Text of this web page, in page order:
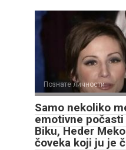
Познате личности
Samo nekoliko
emotivne
Biku, Heder
čoveka koji ju je